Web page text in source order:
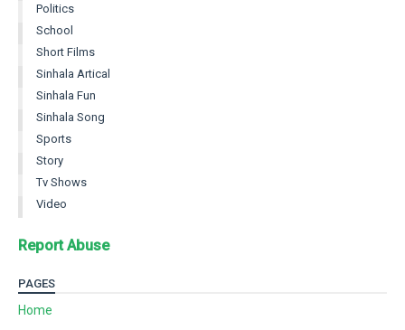
Politics
School
Short Films
Sinhala Artical
Sinhala Fun
Sinhala Song
Sports
Story
Tv Shows
Video
Report Abuse
PAGES
Home